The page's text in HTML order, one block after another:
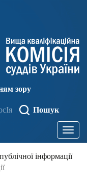
зору
Пошук
Toggle
інформації